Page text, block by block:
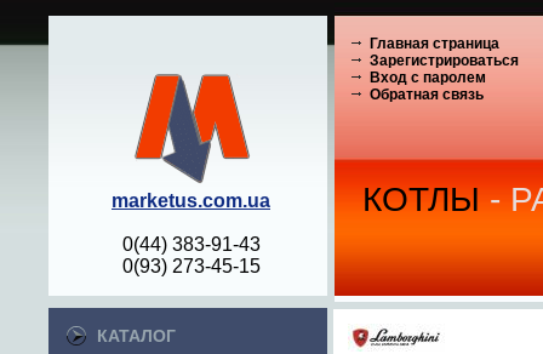
marketus.com.ua
0(44) 383-91-43
0(93) 273-45-15
КОТЛЫ -
Главная страница
Зарегистрироваться
Вход с паролем
Обратная связь
КАТАЛОГ